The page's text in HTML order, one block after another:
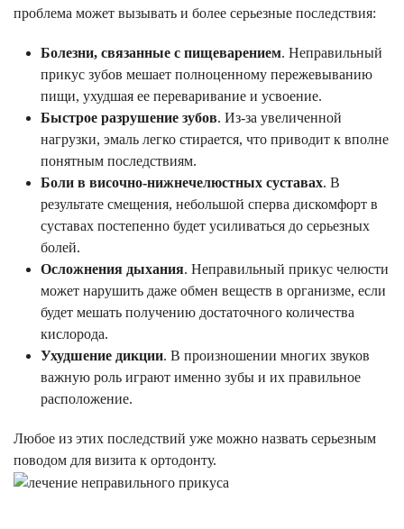
проблема может вызывать и более серьезные последствия:
Болезни, связанные с пищеварением. Неправильный
прикус зубов мешает полноценному пережевыванию
пищи, ухудшая ее переваривание и усвоение.
Быстрое разрушение зубов. Из-за увеличенной
нагрузки, эмаль легко стирается, что приводит к вполне
понятным последствиям.
Боли в височно-нижнечелюстных суставах. В
результате смещения, небольшой сперва дискомфорт в
суставах постепенно будет усиливаться до серьезных
болей.
Осложнения дыхания. Неправильный прикус челюсти
может нарушить даже обмен веществ в организме, если
будет мешать получению достаточного количества
кислорода.
Ухудшение дикции. В произношении многих звуков
важную роль играют именно зубы и их правильное
расположение.
Любое из этих последствий уже можно назвать серьезным
поводом для визита к ортодонту.